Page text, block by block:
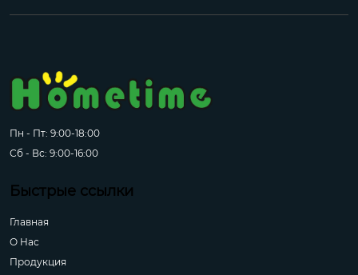
Пн - Пт: 9:00-18:00
Сб - Вс: 9:00-16:00
Быстрые ссылки
Главная
О Hас
Продукция